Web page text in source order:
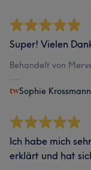
Super! Vielen
Behandelt von
Sophie Krossmann
Ich habe mich
erklärt und hat